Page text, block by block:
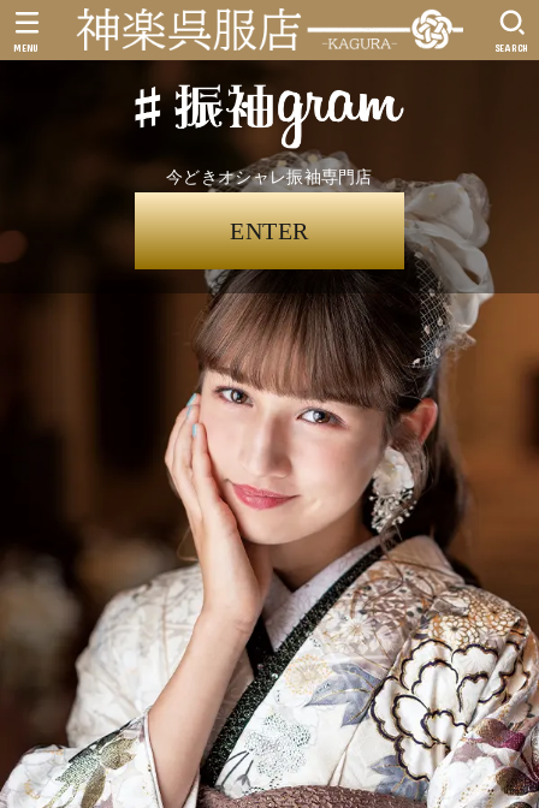
SEARCH
MENU
今どきオシャレ振袖専門店
ENTER